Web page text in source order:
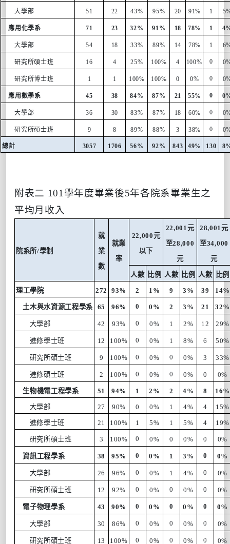
大學部 51 22 43% 95% 20 91% 1
應用化學系 71 23 32% 91% 18 78% 1
大學部 54 18 33% 89% 14 78% 1
研究所碩士班 16 4 25% 100% 4 100% 0
研究所博士班 1 1 100% 100% 0 0% 0
應用數學系 45 38 84% 87% 21 55% 0
大學部 36 30 83% 87% 18 60% 0
研究所碩士班 9 8 89% 88% 3 38% 0
總計 3057 1706 56% 92% 843 49% 130
附表二 101 學年度畢業後5年各院系畢業生之
平均月收入
院系所/學制
就
業
數
就業
率
22,000元
以下
22,001 元
至28,000
元
28,001元
至34,000
元
人數 比例 人數 比例 人數 比例
理工學院 272 93% 2 1% 9 3% 39 14%
土木與水資源工程學系 65 96% 0 0% 2 3% 21 32%
大學部 42 93% 0 0% 1 2% 12 29%
進修學士班 12 100% 0 0% 1 8% 6 50%
研究所碩士班 9 100% 0 0% 0 0% 3 33%
進修碩士班 2 100% 0 0% 0 0% 0 0%
生物機電工程學系 51 94% 1 2% 2 4% 8 16%
大學部 27 90% 0 0% 1 4% 4 15%
進修學士班 21 100% 1 5% 1 5% 4 19%
研究所碩士班 3 100% 0 0% 0 0% 0 0%
資訊工程學系 38 95% 0 0% 1 3% 0 0%
大學部 26 96% 0 0% 1 4% 0 0%
研究所碩士班 12 92% 0 0% 0 0% 0 0%
電子物理學系 43 90% 0 0% 0 0% 0 0%
大學部 30 86% 0 0% 0 0% 0 0%
研究所碩士班 13 100% 0 0% 0 0% 0 0%